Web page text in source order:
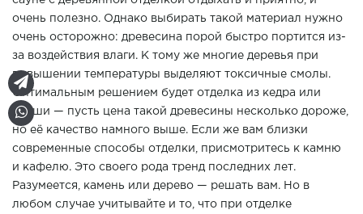
очень полезно. Однако выбирать такой материал нужно
очень осторожно: древесина порой быстро портится из-
за воздействия влаги. К тому же многие деревья при
повышении температуры выделяют токсичные смолы.
Оптимальным решением будет отделка из кедра или
абаши — пусть цена такой древесины несколько дороже,
но её качество намного выше. Если же вам близки
современные способы отделки, присмотритесь к камню
и кафелю. Это своего рода тренд последних лет.
Разумеется, камень или дерево — решать вам. Но в
любом случае учитывайте и то, что при отделке